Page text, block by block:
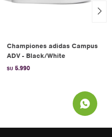
Championes adidas Campus
ADV - Black/White
$U 5.990